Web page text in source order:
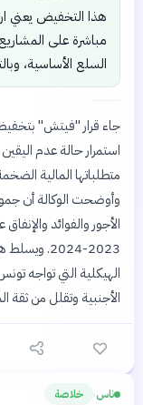
هذا التخفيض يعني
مباشرة على
السلع الأساسية،
استمرار حالة عدم
متطلباتها المالية
وأوضحت الوكالة أن
2023-
الهيكلية التي تواجه
الأجنبية وتقلل من ثقة
ناس› خلاصة